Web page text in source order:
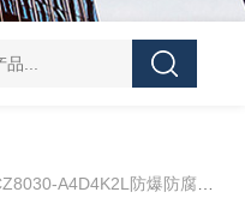
路带漏电防爆照明配电箱
A4D4K2L防爆防腐操作柱